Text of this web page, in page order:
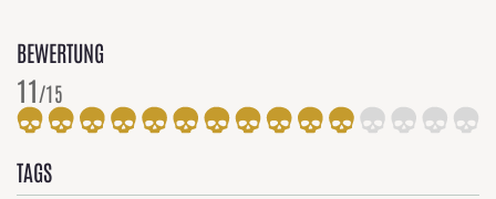
BEWERTUNG
11/15
TAGS